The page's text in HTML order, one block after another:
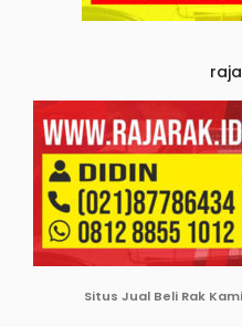
Situs Jual Beli Rak